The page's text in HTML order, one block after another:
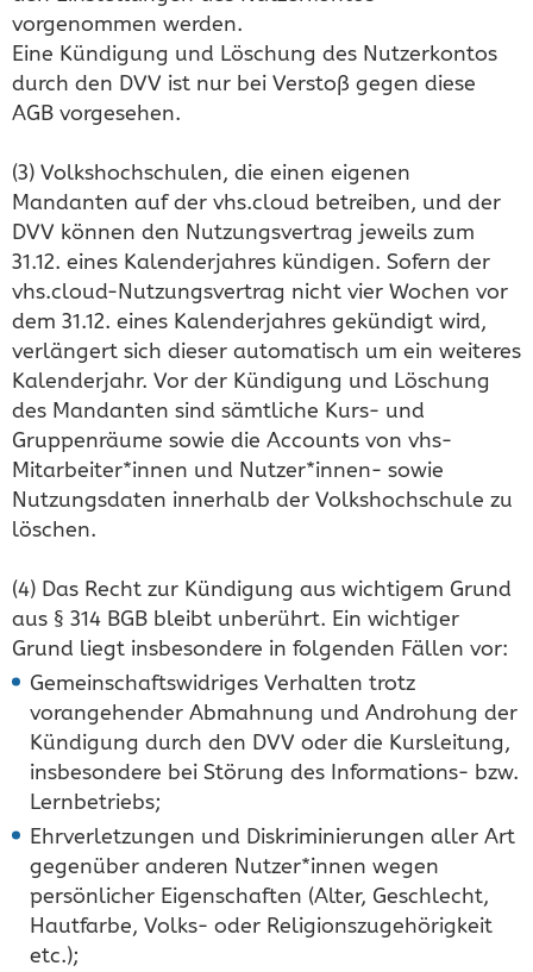
vorgenommen werden.
Eine Kündigung und Löschung des Nutzerkontos
durch den DVV ist nur bei Verstoß gegen diese
AGB vorgesehen.
(3) Volkshochschulen, die einen eigenen
Mandanten auf der vhs.cloud betreiben, und der
DVV können den Nutzungsvertrag jeweils zum
31.12. eines Kalenderjahres kündigen. Sofern der
vhs.cloud-Nutzungsvertrag nicht vier Wochen vor
dem 31.12. eines Kalenderjahres gekündigt wird,
verlängert sich dieser automatisch um ein weiteres
Kalenderjahr. Vor der Kündigung und Löschung
des Mandanten sind sämtliche Kurs- und
Gruppenräume sowie die Accounts von vhs-
Mitarbeiter*innen und Nutzer*innen- sowie
Nutzungsdaten innerhalb der Volkshochschule zu
löschen.
(4) Das Recht zur Kündigung aus wichtigem Grund
aus § 314 BGB bleibt unberührt. Ein wichtiger
Grund liegt insbesondere in folgenden Fällen vor:
Gemeinschaftswidriges Verhalten trotz
vorangehender Abmahnung und Androhung der
Kündigung durch den DVV oder die Kursleitung,
insbesondere bei Störung des Informations- bzw.
Lernbetriebs;
Ehrverletzungen und Diskriminierungen aller Art
gegenüber anderen Nutzer*innen wegen
persönlicher Eigenschaften (Alter, Geschlecht,
Hautfarbe, Volks- oder Religionszugehörigkeit
etc.);